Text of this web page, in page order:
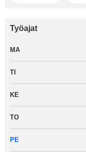
Työajat
MA
TI
KE
TO
PE